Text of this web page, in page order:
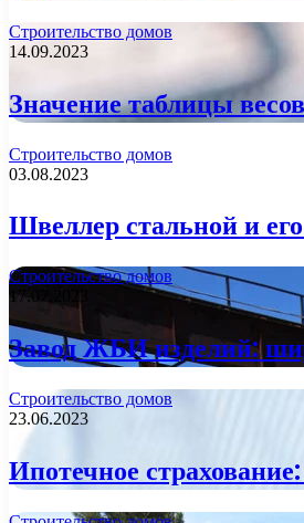
Строительство домов
14.09.2023
Значение таблицы
Строительство домов
03.08.2023
Швеллер стальной и
Строительство домов
17.07.2023
Завод ЖБИ изделий:
Строительство домов
23.06.2023
Ипотечное